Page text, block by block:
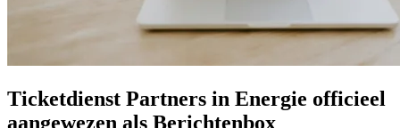
Ticketdienst Partners in Energie officieel
aangewezen als Berichtenbox